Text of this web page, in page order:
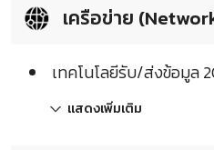
เครือข่าย
เทคโนโลยีรับ/ส่งข้อมูล
แสดงเพิ่มเติม